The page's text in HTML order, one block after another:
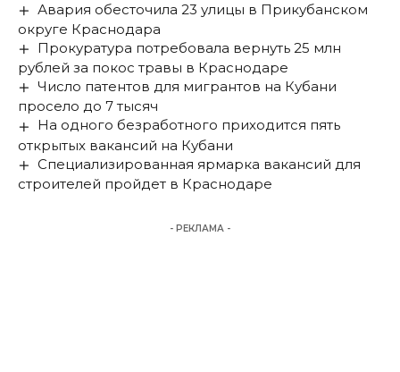
Авария обесточила 23 улицы в Прикубанском
округе Краснодара
Прокуратура потребовала вернуть 25 млн
рублей за покос травы в Краснодаре
Число патентов для мигрантов на Кубани
просело до 7 тысяч
На одного безработного приходится пять
открытых вакансий на Кубани
Специализированная ярмарка вакансий для
строителей пройдет в Краснодаре
- РЕКЛАМА -